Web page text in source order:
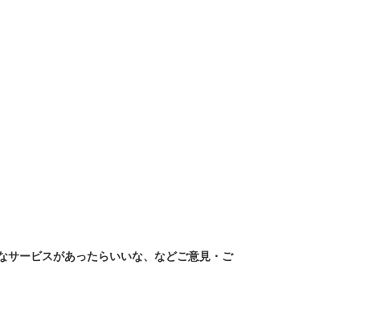
サービスがあったらいいな、などご意見・ご